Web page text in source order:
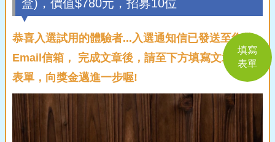
盒)，價值$780元，招募10位
恭喜入選試用的體驗者...入選通知信已發送至您的
Email信箱， 完成文章後，請至下方填寫文章回覆
表單，向獎金邁進一步喔!
填寫
表單